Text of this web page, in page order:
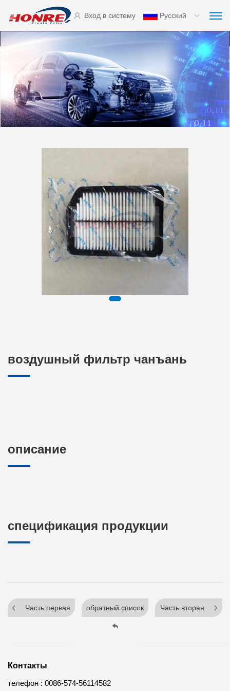
Вход в систему Русский
воздушный фильтр чанъань
описание
спецификация продукции
Часть первая обратный список Часть вторая
Контакты
телефон : 0086-574-56114582